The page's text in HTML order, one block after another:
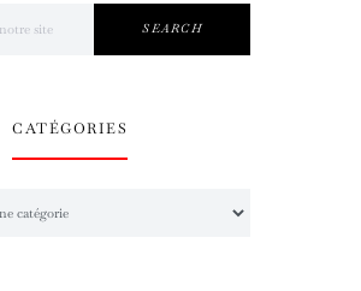
SEARCH
CATÉGORIES